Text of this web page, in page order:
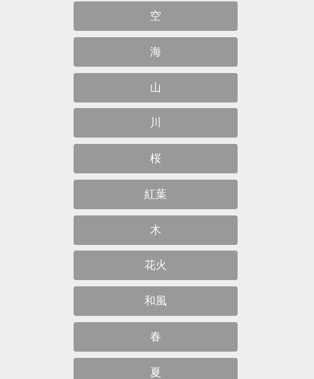
空
海
山
川
桜
紅葉
木
花火
和風
春
夏